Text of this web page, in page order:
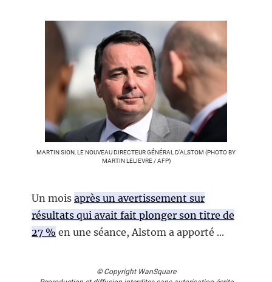
MARTIN SION, LE NOUVEAU DIRECTEUR GÉNÉRAL D'ALSTOM (PHOTO BY
MARTIN LELIEVRE / AFP)
Un mois après un avertissement sur
résultats qui avait fait plonger son titre de
27 % en une séance, Alstom a apporté ...
© Copyright WanSquare